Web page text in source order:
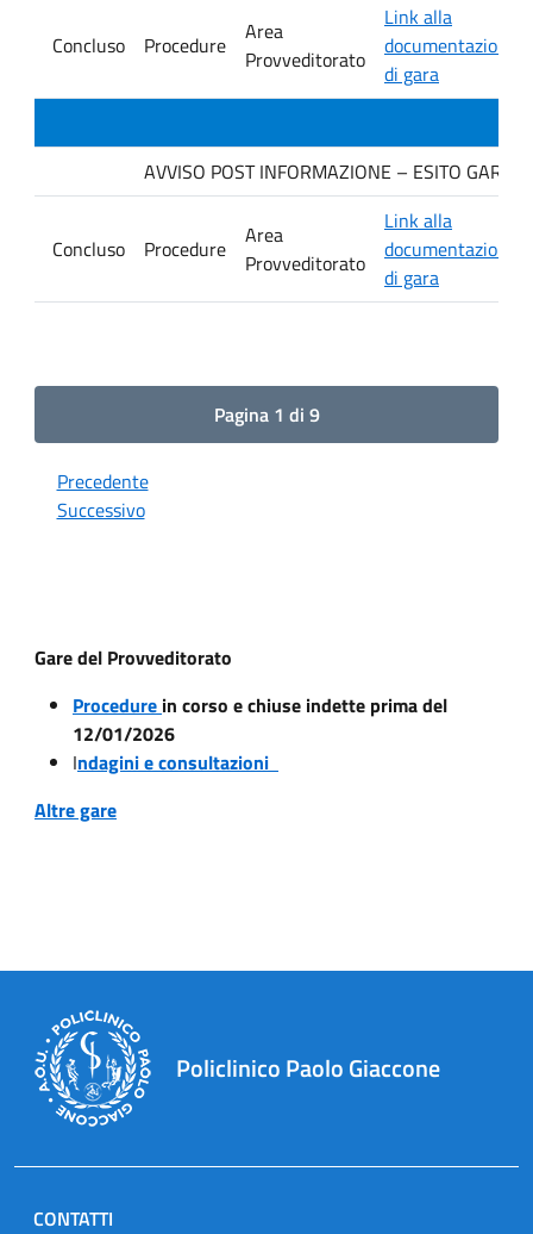
Concluso Procedure
Area
Provveditorato
Link alla
documentazione
di gara
AVVISO POST INFORMAZIONE – ESITO
Concluso Procedure
Area
Provveditorato
Link alla
documentazione
di gara
Pagina 1 di 9
Precedente
Successivo
Gare del Provveditorato
Procedure in corso e chiuse indette prima del
12/01/2026
Indagini e consultazioni
Altre gare
Policlinico Paolo Giaccone
CONTATTI